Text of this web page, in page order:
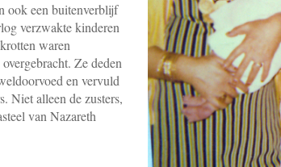
ook een buitenverblijf
verzwakte kinderen
waren
Ze deden
en vervuld
Niet alleen de zusters,
van Nazareth